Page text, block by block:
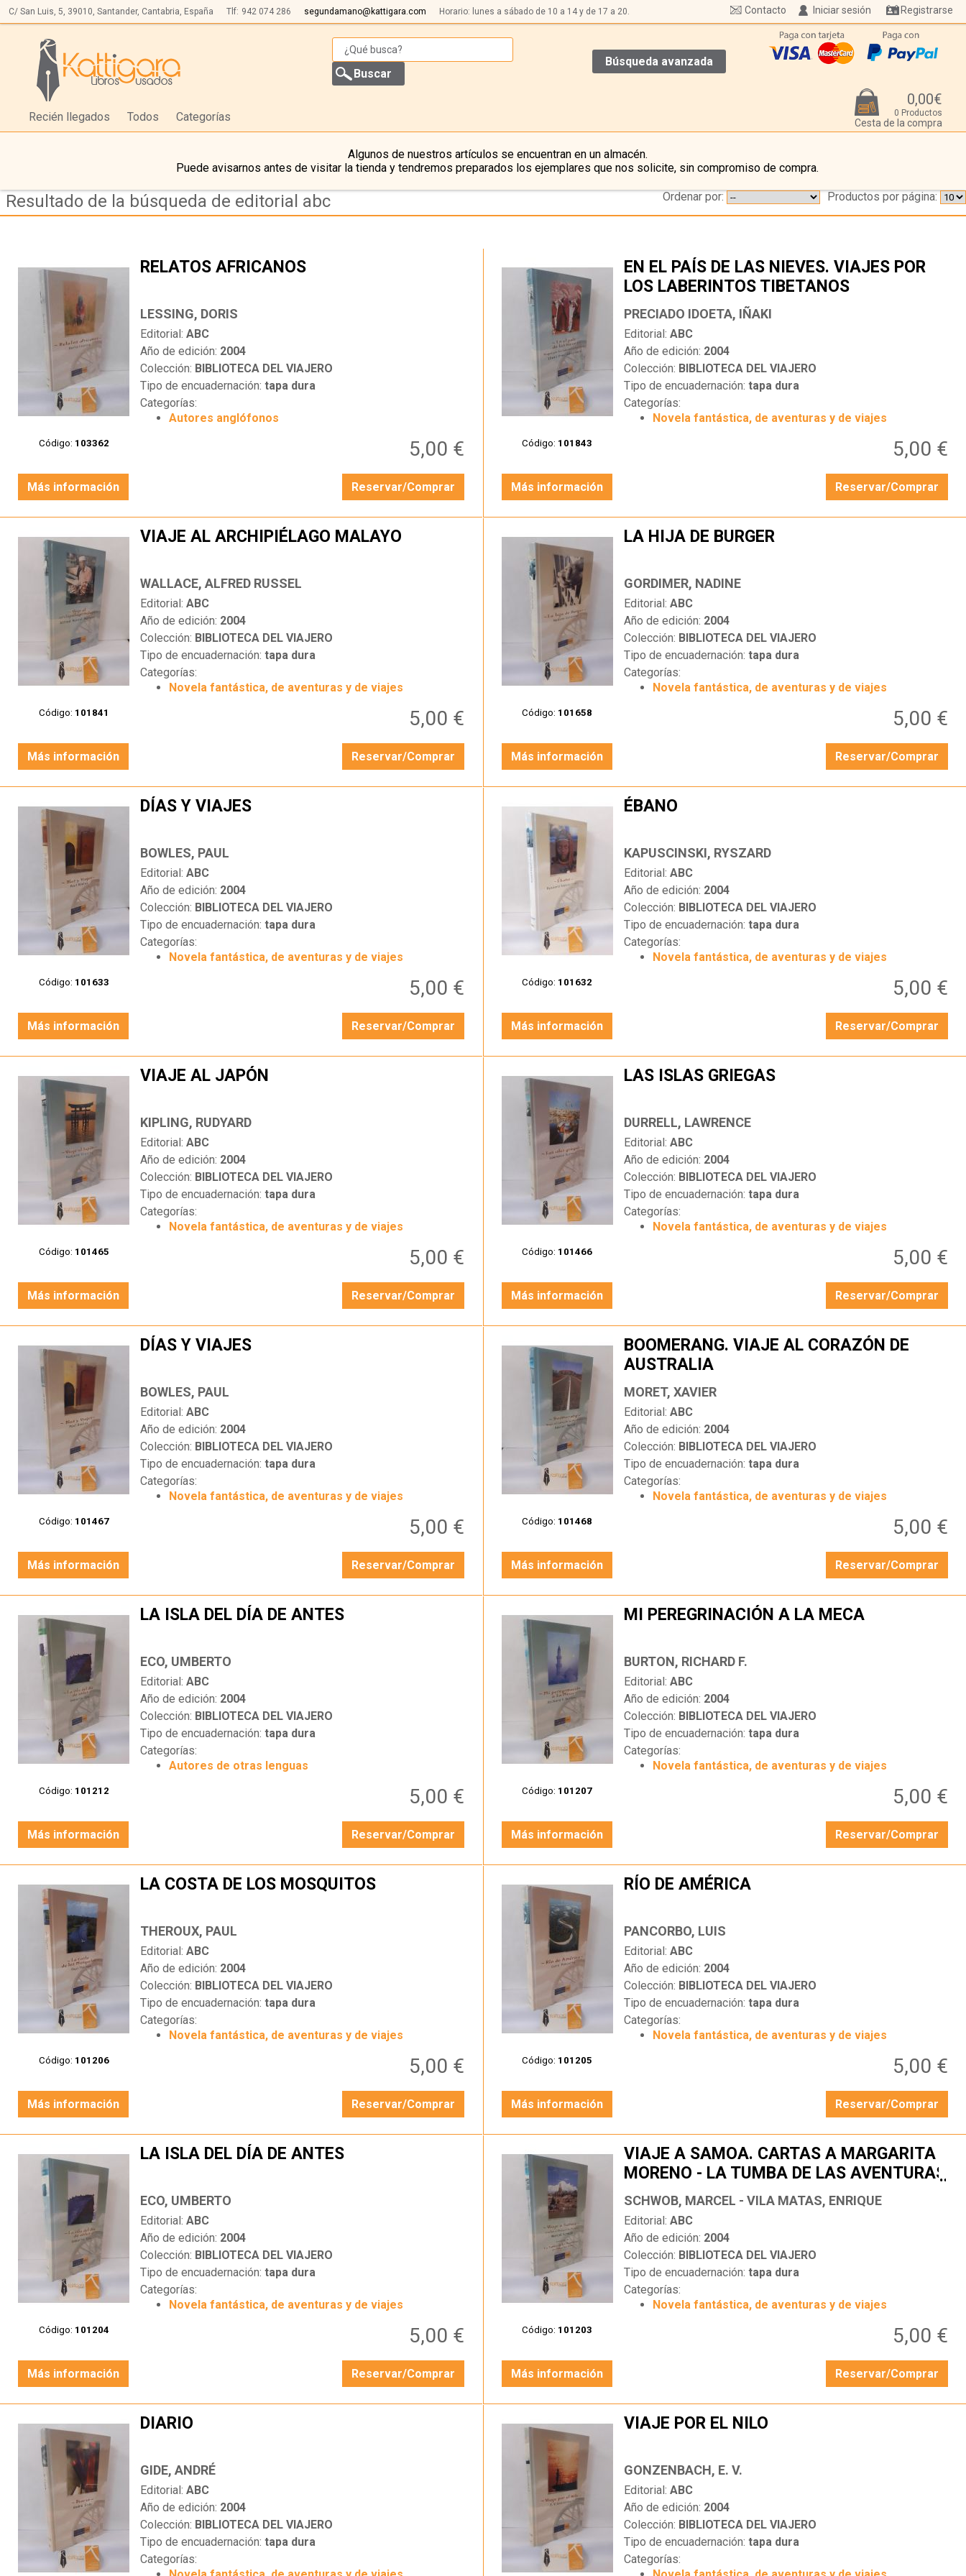
C/ San Luis, 5, 39010, Santander, Cantabria, España Tlf: 942 074 286 segundamano@kattigara.com Horario: lunes a sábado de 10 a 14 y de 17 a 20. Iniciar sesión Registrarse
Contacto
Búsqueda avanzada
Recién llegados Todos Categorías
0,00€
0 Productos
Cesta de la compra
Algunos de nuestros artículos se encuentran en un almacén.
Puede avisarnos antes de visitar la tienda y tendremos preparados los ejemplares que nos solicite, sin compromiso de compra.
Resultado de la búsqueda de editorial abc Productos por página:
Ordenar por:
Código: 103362
RELATOS AFRICANOS
LESSING, DORIS
Editorial:ABC
Año de edición: 2004
Colección: BIBLIOTECA DEL VIAJERO
Tipo de encuadernación:tapa dura
Categorías:
Autores anglófonos
5,00 €
Más información Reservar/Comprar
Código: 101843
EN EL PAÍS DE LAS NIEVES. VIAJES POR
LOS LABERINTOS TIBETANOS
PRECIADO IDOETA, IÑAKI
Editorial: ABC
Año de edición: 2004
Colección: BIBLIOTECA DEL VIAJERO
Tipo de encuadernación: tapa dura
Categorías:
Novela fantástica, de aventuras y de viajes
5,00 €
Más información Reservar/Comprar
Código: 101841
VIAJE AL ARCHIPIÉLAGO MALAYO
WALLACE, ALFRED RUSSEL
Editorial:ABC
Año de edición: 2004
Colección: BIBLIOTECA DEL VIAJERO
Tipo de encuadernación:tapa dura
Categorías:
Novela fantástica, de aventuras y de viajes
5,00 €
Más información Reservar/Comprar
Código: 101658
LA HIJA DE BURGER
GORDIMER, NADINE
Editorial: ABC
Año de edición: 2004
Colección: BIBLIOTECA DEL VIAJERO
Tipo de encuadernación: tapa dura
Categorías:
Novela fantástica, de aventuras y de viajes
5,00 €
Más información Reservar/Comprar
Código: 101633
DÍAS Y VIAJES
BOWLES, PAUL
Editorial:ABC
Año de edición: 2004
Colección: BIBLIOTECA DEL VIAJERO
Tipo de encuadernación:tapa dura
Categorías:
Novela fantástica, de aventuras y de viajes
5,00 €
Más información Reservar/Comprar
Código: 101632
ÉBANO
KAPUSCINSKI, RYSZARD
Editorial: ABC
Año de edición: 2004
Colección: BIBLIOTECA DEL VIAJERO
Tipo de encuadernación: tapa dura
Categorías:
Novela fantástica, de aventuras y de viajes
5,00 €
Más información Reservar/Comprar
Código: 101465
VIAJE AL JAPÓN
KIPLING, RUDYARD
Editorial:ABC
Año de edición: 2004
Colección: BIBLIOTECA DEL VIAJERO
Tipo de encuadernación:tapa dura
Categorías:
Novela fantástica, de aventuras y de viajes
5,00 €
Más información Reservar/Comprar
Código: 101466
LAS ISLAS GRIEGAS
DURRELL, LAWRENCE
Editorial: ABC
Año de edición: 2004
Colección: BIBLIOTECA DEL VIAJERO
Tipo de encuadernación: tapa dura
Categorías:
Novela fantástica, de aventuras y de viajes
5,00 €
Más información Reservar/Comprar
Código: 101467
DÍAS Y VIAJES
BOWLES, PAUL
Editorial:ABC
Año de edición: 2004
Colección: BIBLIOTECA DEL VIAJERO
Tipo de encuadernación:tapa dura
Categorías:
Novela fantástica, de aventuras y de viajes
5,00 €
Más información Reservar/Comprar
Código: 101468
BOOMERANG. VIAJE AL CORAZÓN DE
AUSTRALIA
MORET, XAVIER
Editorial: ABC
Año de edición: 2004
Colección: BIBLIOTECA DEL VIAJERO
Tipo de encuadernación: tapa dura
Categorías:
Novela fantástica, de aventuras y de viajes
5,00 €
Más información Reservar/Comprar
Código: 101212
LA ISLA DEL DÍA DE ANTES
ECO, UMBERTO
Editorial:ABC
Año de edición: 2004
Colección: BIBLIOTECA DEL VIAJERO
Tipo de encuadernación:tapa dura
Categorías:
Autores de otras lenguas
5,00 €
Más información Reservar/Comprar
Código: 101207
MI PEREGRINACIÓN A LA MECA
BURTON, RICHARD F.
Editorial: ABC
Año de edición: 2004
Colección: BIBLIOTECA DEL VIAJERO
Tipo de encuadernación: tapa dura
Categorías:
Novela fantástica, de aventuras y de viajes
5,00 €
Más información Reservar/Comprar
Código: 101206
LA COSTA DE LOS MOSQUITOS
THEROUX, PAUL
Editorial:ABC
Año de edición: 2004
Colección: BIBLIOTECA DEL VIAJERO
Tipo de encuadernación:tapa dura
Categorías:
Novela fantástica, de aventuras y de viajes
5,00 €
Más información Reservar/Comprar
Código: 101205
RÍO DE AMÉRICA
PANCORBO, LUIS
Editorial: ABC
Año de edición: 2004
Colección: BIBLIOTECA DEL VIAJERO
Tipo de encuadernación: tapa dura
Categorías:
Novela fantástica, de aventuras y de viajes
5,00 €
Más información Reservar/Comprar
Código: 101204
LA ISLA DEL DÍA DE ANTES
ECO, UMBERTO
Editorial:ABC
Año de edición: 2004
Colección: BIBLIOTECA DEL VIAJERO
Tipo de encuadernación:tapa dura
Categorías:
Novela fantástica, de aventuras y de viajes
5,00 €
Más información Reservar/Comprar
Código: 101203
VIAJE A SAMOA. CARTAS A MARGARITA
MORENO - LA TUMBA DE LAS AVENTURAS
…
SCHWOB, MARCEL - VILA MATAS, ENRIQUE
Editorial: ABC
Año de edición: 2004
Colección: BIBLIOTECA DEL VIAJERO
Tipo de encuadernación: tapa dura
Categorías:
Novela fantástica, de aventuras y de viajes
5,00 €
Más información Reservar/Comprar
DIARIO
GIDE, ANDRÉ
Editorial:ABC
Año de edición: 2004
Colección: BIBLIOTECA DEL VIAJERO
Tipo de encuadernación:tapa dura
Categorías:
VIAJE POR EL NILO
GONZENBACH, E. V.
Editorial: ABC
Año de edición: 2004
Colección: BIBLIOTECA DEL VIAJERO
Tipo de encuadernación: tapa dura
Categorías: